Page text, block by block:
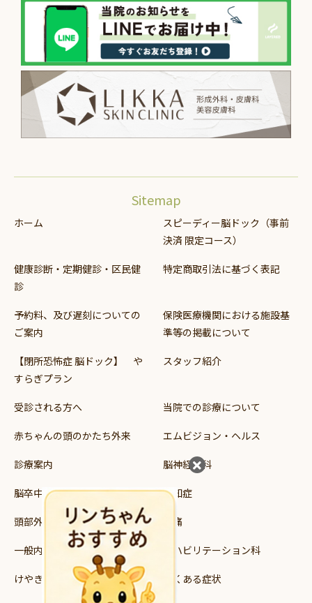
Sitemap
ホーム
スピーディー脳ドック（事前
決済 限定コース）
健康診断・定期健診・区民健
診
特定商取引法に基づく表記
予約料、及び遅刻についての
ご案内
保険医療機関における施設基
準等の掲載について
【閉所恐怖症 脳ドック】 や
すらぎプラン
スタッフ紹介
受診される方へ 当院での診療について
赤ちゃんの頭のかたち外来 エムビジョン・ヘルス
診療案内 脳神経外科
脳卒中 認知症
頭部外傷 頭痛
一般内科 リハビリテーション科
けやき読み書き支援教室 よくある症状